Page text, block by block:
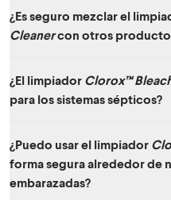
¿Es seguro mezclar el
Cleanercon otros
Cleanercon otros productos
producirse gases tóxicos.
¿El limpiador Clorox™
para los sistemas sépticos?
Gel Cleaneres seguro para los
descompone rápidamente en su
¿Puedo usar el limpiador
forma segura alrededor de
embarazadas?